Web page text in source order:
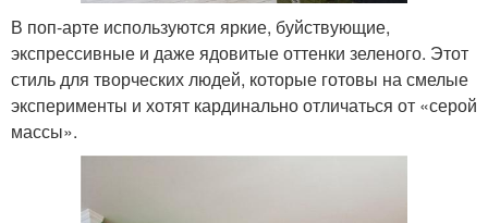
В поп-арте используются яркие, буйствующие,
экспрессивные и даже ядовитые оттенки зеленого. Этот
стиль для творческих людей, которые готовы на смелые
эксперименты и хотят кардинально отличаться от «серой
массы».